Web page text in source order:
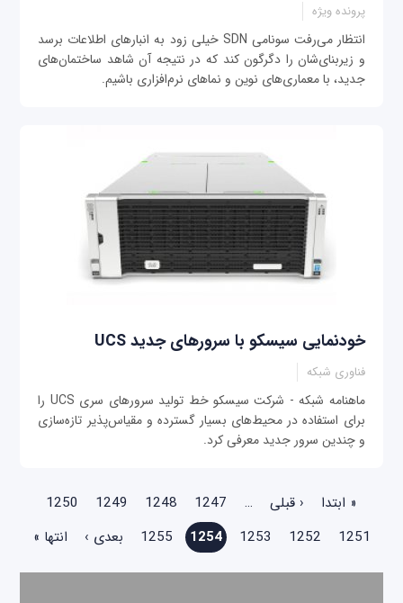
پرونده ویژه
انتظار می‌رفت سونامی SDN خیلی زود به انبارهای اطلاعات برسد
و زیربنای‌شان را دگرگون کند که در نتیجه آن شاهد ساختمان‌های
جدید، با معماری‌های نوین و نماهای نرم‌افزاری باشیم.
خودنمایی سیسکو با سرورهای جدید UCS
فناوری شبکه
ماهنامه شبکه - شرکت سیسکو خط تولید سرورهای سری UCS را
برای استفاده در محیط‌های بسیار گسترده و مقیاس‌پذیر تازه‌سازی
و چندین سرور جدید معرفی کرد.
صفحه‌ها
« ابتدا ‹ قبلی …
1247
1248
1249
1250
1251
1252
1253
1254
1255 بعدی › انتها »